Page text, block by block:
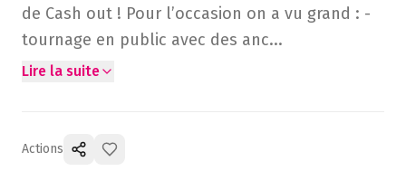
de Cash out ! Pour l’occasion on a vu grand : -
tournage en public avec des anc...
Lire la suite
Actions